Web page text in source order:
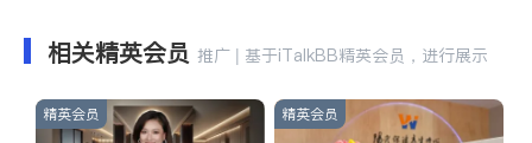
相关精英会员 推广 | 基于iTalkBB精英会员，进行展示
精英会员 精英会员